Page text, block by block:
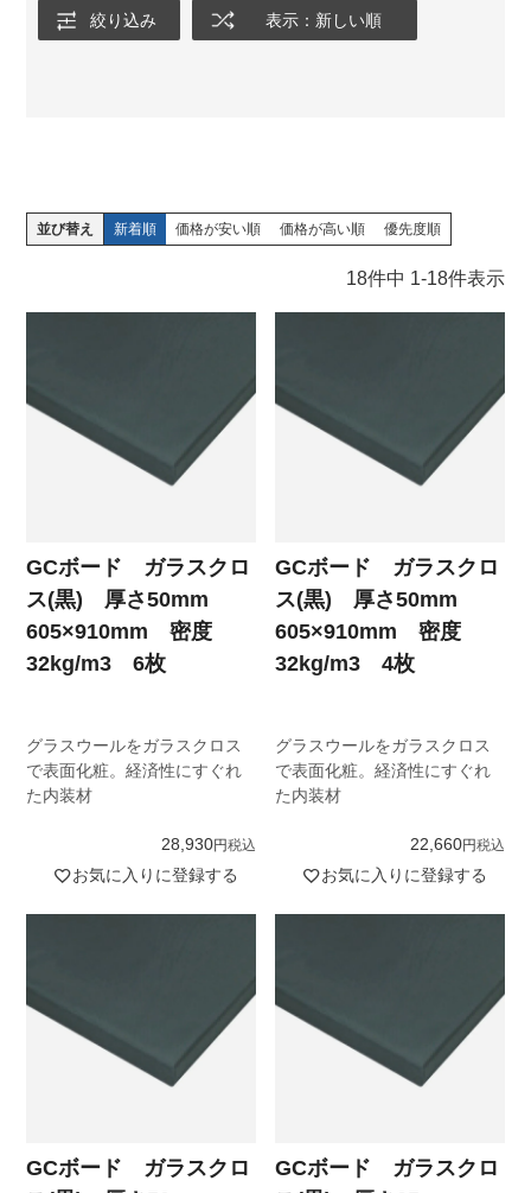
絞り込み 表示：新しい順
並び替え 新着順 価格が安い順 価格が高い順 優先度順
18件中 1-18件表示
グラスウールをガラスクロス
で表面化粧。経済性にすぐれ
た内装材
GCボード ガラスクロ
ス(黒) 厚さ50mm
605×910mm 密度
32kg/m3 6枚
28,930 税込
お気に入りに登録する
グラスウールをガラスクロス
で表面化粧。経済性にすぐれ
た内装材
GCボード ガラスクロ
ス(黒) 厚さ50mm
605×910mm 密度
32kg/m3 4枚
22,660 税込
お気に入りに登録する
GCボード ガラスクロ
GCボード ガラスクロ